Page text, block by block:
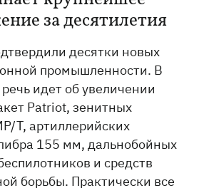
за десятилетия
десятки новых
промышленности. В
идет об увеличении
Patriot, зенитных
T, артиллерийских
155 мм, дальнобойных
и средств
борьбы. Практически все